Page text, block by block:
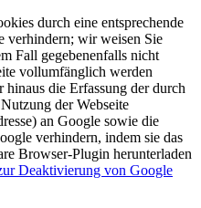
durch eine entsprechende
verhindern; wir weisen Sie
Fall gegebenenfalls nicht
vollumfänglich werden
die Erfassung der durch
der Webseite
an Google sowie die
verhindern, indem sie das
Browser-Plugin herunterladen
Deaktivierung von Google